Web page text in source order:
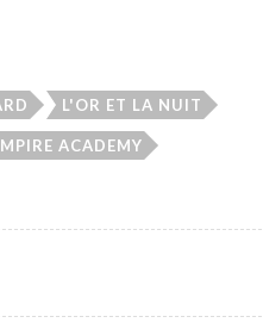
L'OR ET LA NUIT
ACADEMY